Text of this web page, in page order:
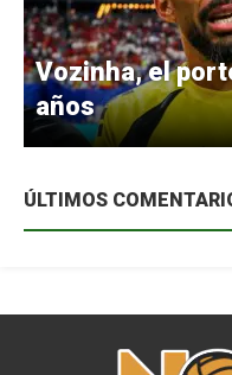
Vozinha, el
años
ÚLTIMOS